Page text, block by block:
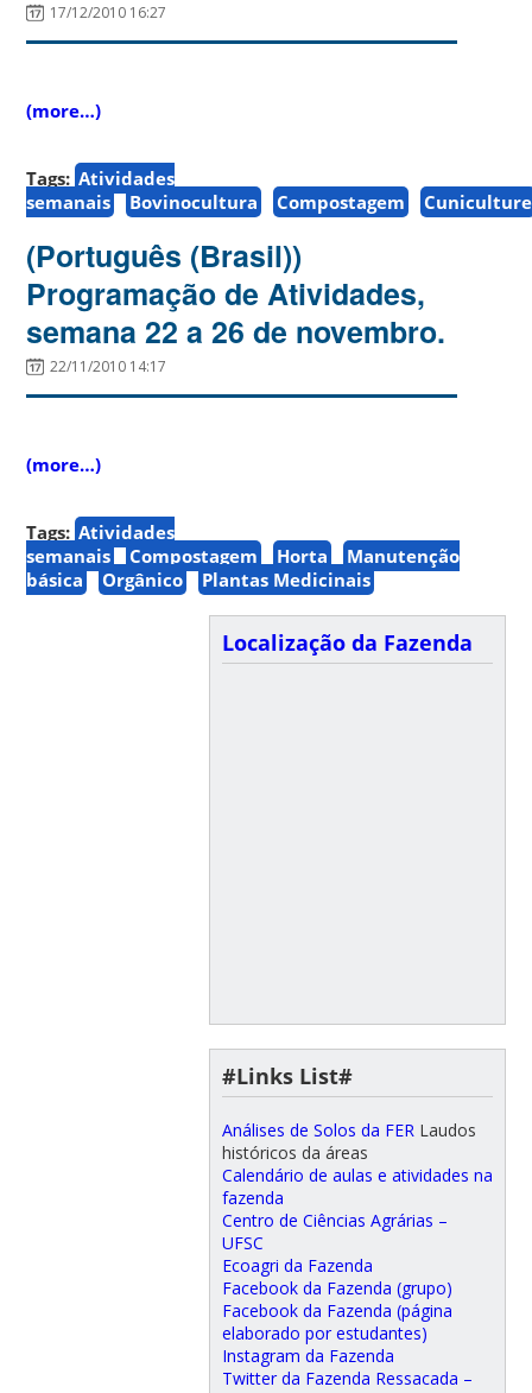
17/12/2010 16:27
(more…)
Tags: Atividades
semanais
Bovinocultura Compostagem Cuniculture
(Português (Brasil))
Programação de Atividades,
semana 22 a 26 de novembro.
22/11/2010 14:17
(more…)
Tags: Atividades
semanais
Compostagem Horta
Manutenção
básica
Orgânico Plantas Medicinais
Localização da Fazenda
#Links List#
Análises de Solos da FER Laudos
históricos da áreas
Calendário de aulas e atividades na
fazenda
Centro de Ciências Agrárias –
UFSC
Ecoagri da Fazenda
Facebook da Fazenda (grupo)
Facebook da Fazenda (página
elaborado por estudantes)
Instagram da Fazenda
Twitter da Fazenda Ressacada –